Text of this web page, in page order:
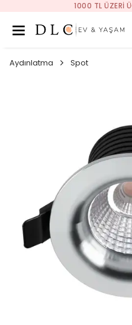
1000 TL ÜZERI
Aydınlatma Spot